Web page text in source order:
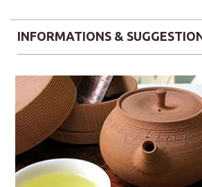
INFORMATIONS &